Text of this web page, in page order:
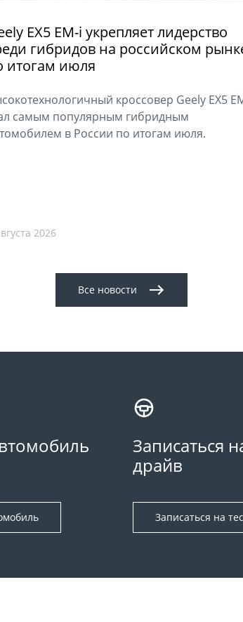
EX5 EM-i укрепляет лидерство
гибридов на российском
итогам июля
кроссовер Geely EX5
самым популярным гибридным
в России по итогам июля.
2026
Все новости
Записаться
драйв
Записаться на